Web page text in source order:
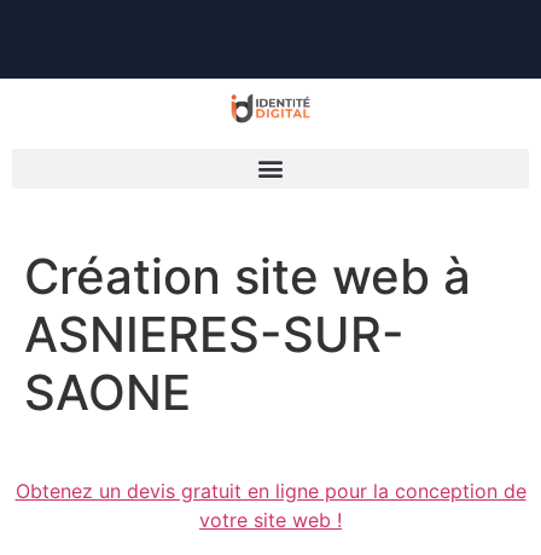
Création site web à
ASNIERES-SUR-
SAONE
Obtenez un devis gratuit en ligne pour la conception de
votre site web !